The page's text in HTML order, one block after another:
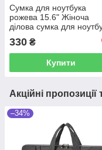
Сумка для ноутбука
рожева 15.6" Жіноча
ділова сумка для
Рожевий чохол з
для ноутбуку 15 дюймів
330 ₴
Купити
Акційні пропозиції
–34%